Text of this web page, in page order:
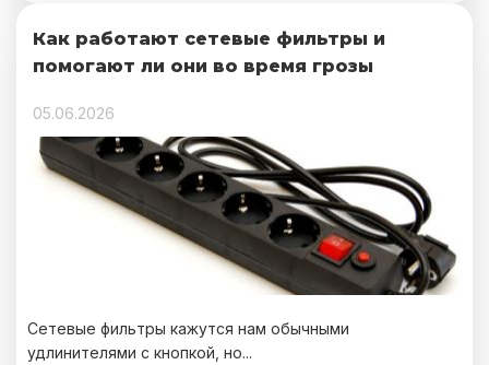
Как работают сетевые фильтры и
помогают ли они во время грозы
05.06.2026
Сетевые фильтры кажутся нам обычными
удлинителями с кнопкой, но...